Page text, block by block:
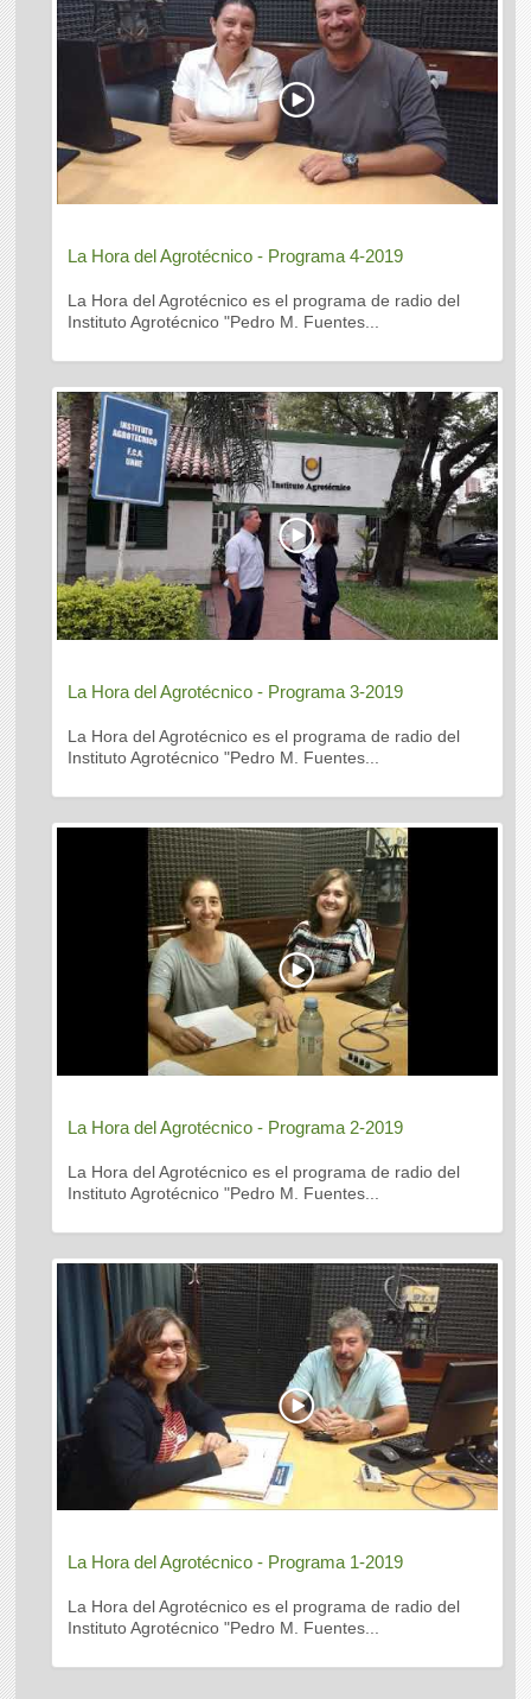
La Hora del Agrotécnico - Programa 4-2019
La Hora del Agrotécnico es el programa de radio del
Instituto Agrotécnico "Pedro M. Fuentes...
La Hora del Agrotécnico - Programa 3-2019
La Hora del Agrotécnico es el programa de radio del
Instituto Agrotécnico "Pedro M. Fuentes...
La Hora del Agrotécnico - Programa 2-2019
La Hora del Agrotécnico es el programa de radio del
Instituto Agrotécnico "Pedro M. Fuentes...
La Hora del Agrotécnico - Programa 1-2019
La Hora del Agrotécnico es el programa de radio del
Instituto Agrotécnico "Pedro M. Fuentes...